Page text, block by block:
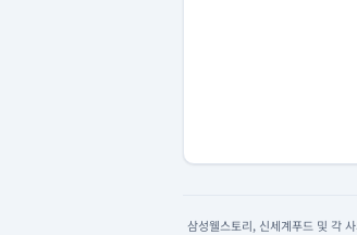
삼성웰스토리, 신세계푸드 및 각